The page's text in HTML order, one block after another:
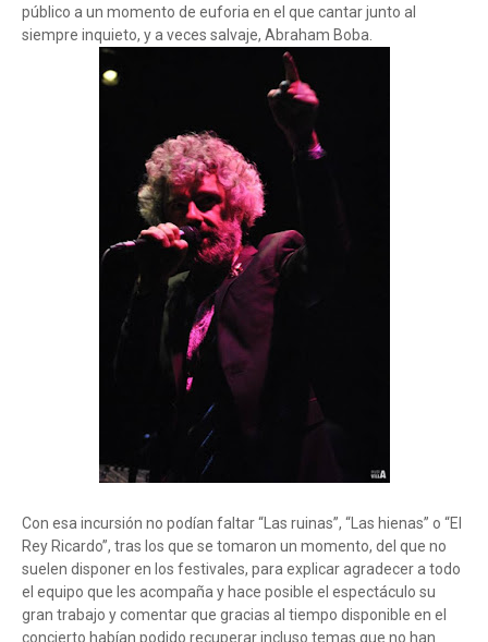
público a un momento de euforia en el que cantar junto al
siempre inquieto, y a veces salvaje, Abraham Boba.
Con esa incursión no podían faltar “Las ruinas”, “Las hienas” o “El
Rey Ricardo”, tras los que se tomaron un momento, del que no
suelen disponer en los festivales, para explicar agradecer a todo
el equipo que les acompaña y hace posible el espectáculo su
gran trabajo y comentar que gracias al tiempo disponible en el
concierto habían podido recuperar incluso temas que no han